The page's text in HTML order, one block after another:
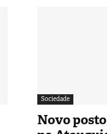
Sociedade
Novo